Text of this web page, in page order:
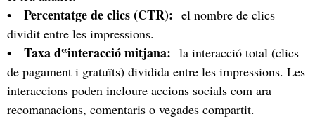
• Percentatge de clics (CTR): el nombre de clics
dividit entre les impressions.
• Taxa d‟interacció mitjana: la interacció total (clics
de pagament i gratuïts) dividida entre les impressions. Les
interaccions poden incloure accions socials com ara
recomanacions, comentaris o vegades compartit.